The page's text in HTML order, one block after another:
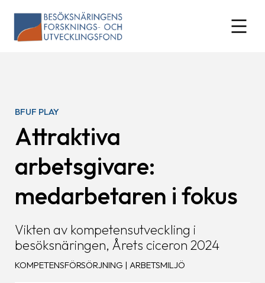
content
BFUF PLAY
Attraktiva
arbetsgivare:
medarbetaren i fokus
Vikten av kompetensutveckling i
besöksnäringen, Årets ciceron 2024
KOMPETENSFÖRSÖRJNING | ARBETSMILJÖ